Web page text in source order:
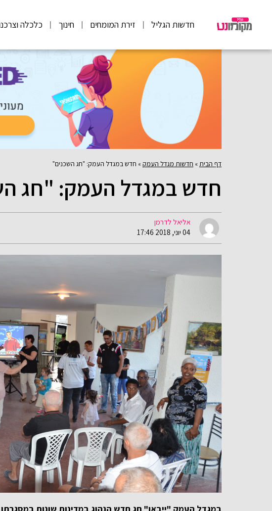
חדשות הגליל זירת המומחים חינוך כלכלה
דף הבית » חדשות מגדל העמק» חדש במגדל העמק: "חג השכנים"
חדש במגדל העמק: "חג
אליאל לדרמן
04 יוני, 2018 17:46